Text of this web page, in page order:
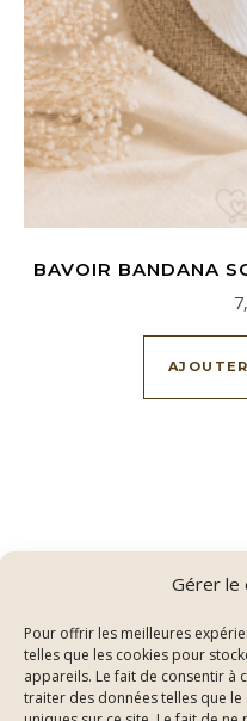
Gérer le
Pour offrir les meilleures
telles que les cookies pour
appareils. Le fait de consentir à
traiter des données telles que
BAVOIR BANDANA